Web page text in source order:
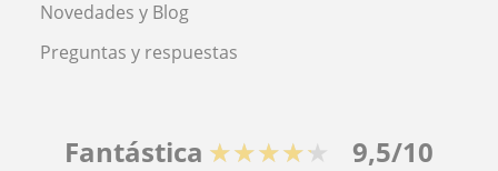
Novedades y Blog
Preguntas y respuestas
Fantástica ★★★★★ 9,5/10